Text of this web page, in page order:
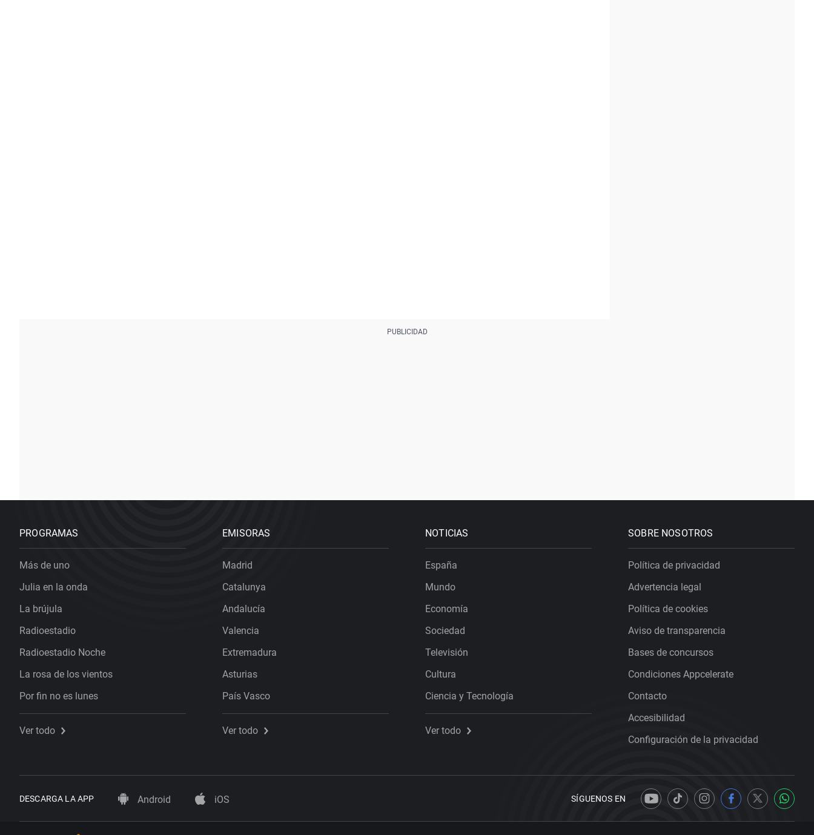
PROGRAMAS
Más de uno
Julia en la onda
La brújula
Radioestadio
Radioestadio Noche
La rosa de los vientos
Por fin no es lunes
Ver todo
EMISORAS
Madrid
Catalunya
Andalucía
Valencia
Extremadura
Asturias
País Vasco
Ver todo
NOTICIAS
España
Mundo
Economía
Sociedad
Televisión
Cultura
Ciencia y Tecnología
Ver todo
SOBRE NOSOTROS
Política de privacidad
Advertencia legal
Política de cookies
Aviso de transparencia
Bases de concursos
Condiciones Appcelerate
Contacto
Accesibilidad
Configuración de la privacidad
DESCARGA LA APP Android iOS SÍGUENOS EN